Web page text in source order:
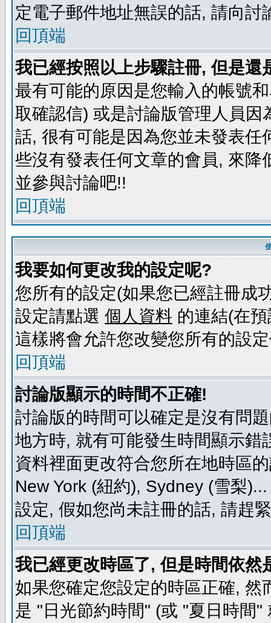
定電子郵件地址無誤的話, 請向
回頂端
我已經按照以上步驟註冊, 但是還
最有可能的原因是您輸入的帳號
取確認信) 或是討論版管理人員
話, 很有可能是因為您並未發表
些沒有發表任何文章的會員, 來
並參與討論吧!!
回頂端
我要如何更改我的設定呢?
您所有的設定(如果您已經註冊成
設定請點選 個人資料 的連結(在
這樣將會允許您改變您所有的設
回頂端
討論版顯示的時間不正確!
討論版的時間可以確定是沒有問
地方時, 就有可能發生時間顯示
資料裡面更改符合您所在地時區
New York (紐約), Sydney (雪梨
設定, 假如您尚未註冊的話, 請趕
回頂端
我已經更改時區了, 但是時間依然
如果您確定您設定的時區正確,
是 "日光節約時間" (或 "夏日時間